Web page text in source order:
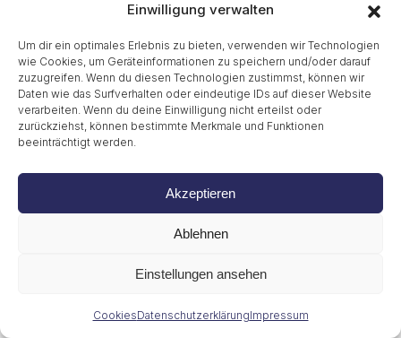
Einwilligung verwalten
Um dir ein optimales Erlebnis zu bieten, verwenden wir Technologien
wie Cookies, um Geräteinformationen zu speichern und/oder darauf
zuzugreifen. Wenn du diesen Technologien zustimmst, können wir
Daten wie das Surfverhalten oder eindeutige IDs auf dieser Website
verarbeiten. Wenn du deine Einwilligung nicht erteilst oder
zurückziehst, können bestimmte Merkmale und Funktionen
beeinträchtigt werden.
Akzeptieren
Ablehnen
Einstellungen ansehen
CookiesDatenschutzerklärungImpressum
Gritt Buggenhagen
Tel. 49 (0)151 72038889
Impressum
© 2026